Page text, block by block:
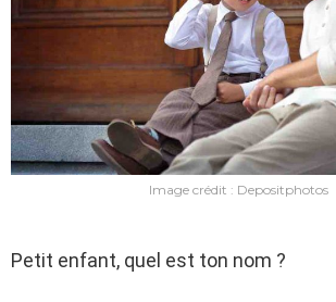
Image crédit : Depositphotos
Petit enfant, quel est ton nom ?